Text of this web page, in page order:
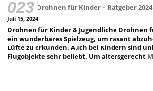
Drohnen für Kinder – Ratgeber 2024
Juli 15, 2024
Drohnen für Kinder & Jugendliche Drohnen
ein wunderbares Spielzeug, um rasant
Lüfte zu erkunden. Auch bei Kindern sind
Flugobjekte sehr beliebt. Um altersgerecht